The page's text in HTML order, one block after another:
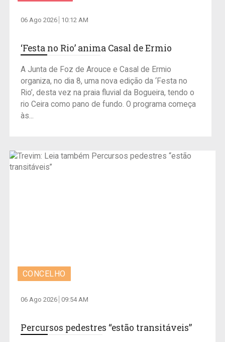
06 Ago 2026 10:12 AM
‘Festa no Rio’ anima Casal de Ermio
A Junta de Foz de Arouce e Casal de Ermio
organiza, no dia 8, uma nova edição da ‘Festa no
Rio’, desta vez na praia fluvial da Bogueira, tendo o
rio Ceira como pano de fundo. O programa começa
às...
CONCELHO
06 Ago 2026 09:54 AM
Percursos pedestres “estão transitáveis”